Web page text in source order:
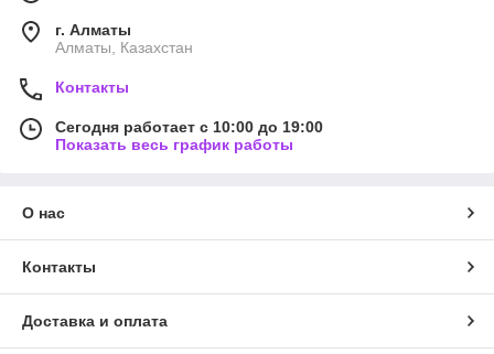
г. Алматы
Алматы, Казахстан
Контакты
Сегодня работает с 10:00 до 19:00
Показать весь график работы
О нас
Контакты
Доставка и оплата